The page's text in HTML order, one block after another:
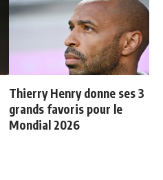
Thierry Henry donne ses 3
grands favoris pour le
Mondial 2026